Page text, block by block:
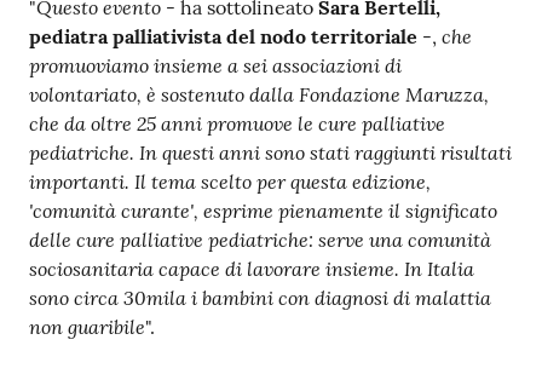
"Questo evento - ha sottolineato Sara Bertelli,
pediatra palliativista del nodo territoriale -, che
promuoviamo insieme a sei associazioni di
volontariato, è sostenuto dalla Fondazione Maruzza,
che da oltre 25 anni promuove le cure palliative
pediatriche. In questi anni sono stati raggiunti risultati
importanti. Il tema scelto per questa edizione,
'comunità curante', esprime pienamente il significato
delle cure palliative pediatriche: serve una comunità
sociosanitaria capace di lavorare insieme. In Italia
sono circa 30mila i bambini con diagnosi di malattia
non guaribile".